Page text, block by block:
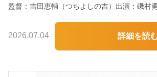
監督：吉田恵輔（つちよしの吉）出演：磯村
2026.07.04 詳細を読